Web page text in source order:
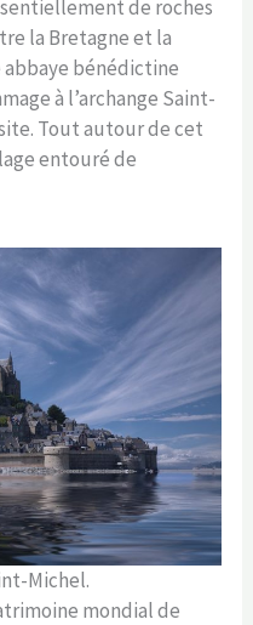
de roches
la Bretagne et la
bénédictine
à l’archange Saint-
Tout autour de cet
entouré de
Michel.
mondial de